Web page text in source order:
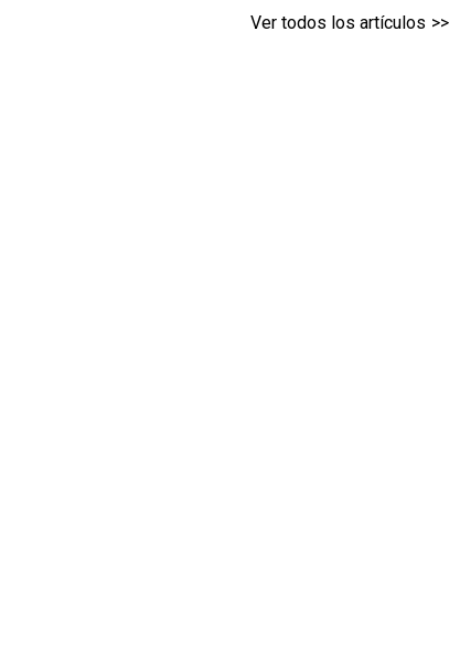
Ver todos los artículos